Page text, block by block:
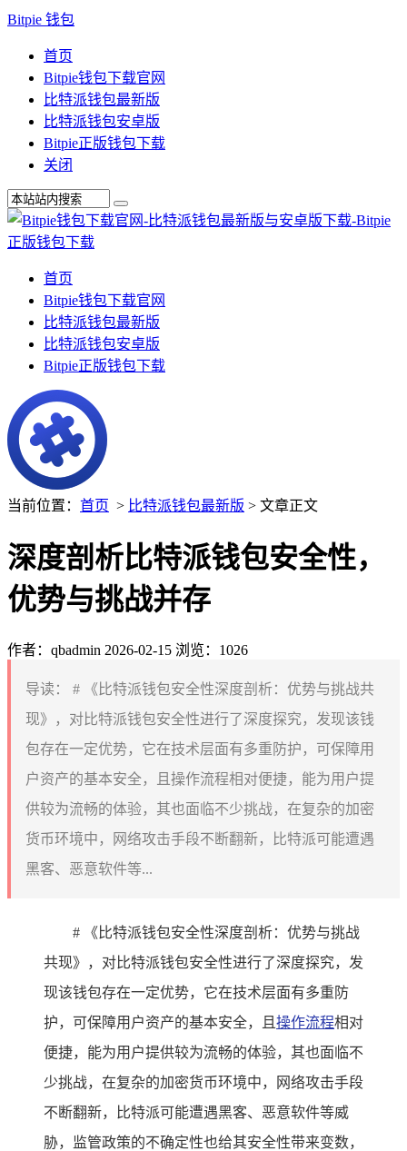
Bitpie 钱包
首页
Bitpie钱包下载官网
比特派钱包最新版
比特派钱包安卓版
Bitpie正版钱包下载
关闭
首页
Bitpie钱包下载官网
比特派钱包最新版
比特派钱包安卓版
Bitpie正版钱包下载
当前位置： 首页 > 比特派钱包最新版 > 文章正文
深度剖析比特派钱包安全性，
优势与挑战并存
作者：qbadmin 2026-02-15 浏览：1026
导读：
# 《比特派钱包安全性深度剖析：优势与挑战共
现》，对比特派钱包安全性进行了深度探究，发现该钱
包存在一定优势，它在技术层面有多重防护，可保障用
户资产的基本安全，且操作流程相对便捷，能为用户提
供较为流畅的体验，其也面临不少挑战，在复杂的加密
货币环境中，网络攻击手段不断翻新，比特派可能遭遇
黑客、恶意软件等...
# 《比特派钱包安全性深度剖析：优势与挑战
共现》，对比特派钱包安全性进行了深度探究，发
现该钱包存在一定优势，它在技术层面有多重防
护，可保障用户资产的基本安全，且 操作流程相对
便捷，能为用户提供较为流畅的体验，其也面临不
少挑战，在复杂的加密货币环境中，网络攻击手段
不断翻新，比特派可能遭遇黑客、恶意软件等威
胁，监管政策的不确定性也给其安全性带来变数，